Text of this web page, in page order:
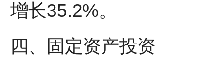
增长35.2%。
四、固定资产投资